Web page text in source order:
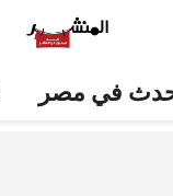
في مصر